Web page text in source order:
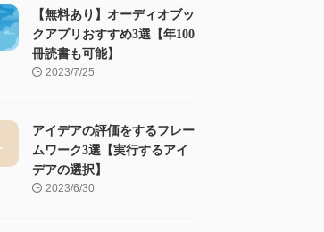
【無料あり】オーディオブッ
クアプリおすすめ3選【年100
冊読書も可能】
2023/7/25
アイデアの評価をするフレー
ムワーク3選【実行するアイ
デアの選択】
2023/6/30